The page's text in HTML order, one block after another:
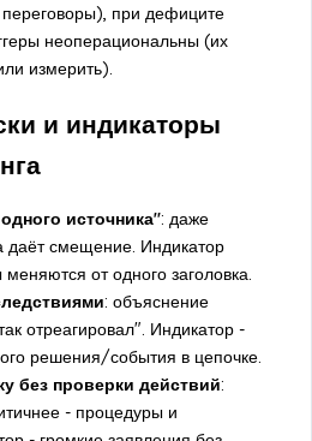
при дефиците
неоперациональны (их
измерить).
и индикаторы
источника": даже
даёт смещение. Индикатор
от одного заголовка.
: объяснение
отреагировал". Индикатор -
решения/события в цепочке.
без проверки действий:
- процедуры и